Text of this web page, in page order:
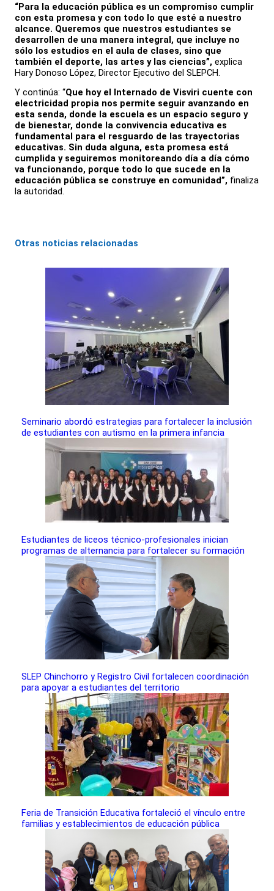
“Para la educación pública es un compromiso cumplir
con esta promesa y con todo lo que esté a nuestro
alcance. Queremos que nuestros estudiantes se
desarrollen de una manera integral, que incluye no
sólo los estudios en el aula de clases, sino que
también el deporte, las artes y las ciencias”, explica
Hary Donoso López, Director Ejecutivo del SLEPCH.
Y continúa: “Que hoy el Internado de Visviri cuente con
electricidad propia nos permite seguir avanzando en
esta senda, donde la escuela es un espacio seguro y
de bienestar, donde la convivencia educativa es
fundamental para el resguardo de las trayectorias
educativas. Sin duda alguna, esta promesa está
cumplida y seguiremos monitoreando día a día cómo
va funcionando, porque todo lo que sucede en la
educación pública se construye en comunidad”, finaliza
la autoridad.
Otras noticias relacionadas
Seminario abordó estrategias para fortalecer la inclusión
de estudiantes con autismo en la primera infancia
Estudiantes de liceos técnico-profesionales inician
programas de alternancia para fortalecer su formación
SLEP Chinchorro y Registro Civil fortalecen coordinación
para apoyar a estudiantes del territorio
Feria de Transición Educativa fortaleció el vínculo entre
familias y establecimientos de educación pública